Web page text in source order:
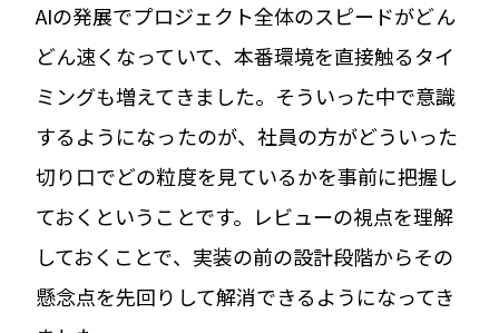
AIの発展でプロジェクト全体のスピードがどん
どん速くなっていて、本番環境を直接触るタイ
ミングも増えてきました。そういった中で意識
するようになったのが、社員の方がどういった
切り口でどの粒度を見ているかを事前に把握し
ておくということです。レビューの視点を理解
しておくことで、実装の前の設計段階からその
懸念点を先回りして解消できるようになってき